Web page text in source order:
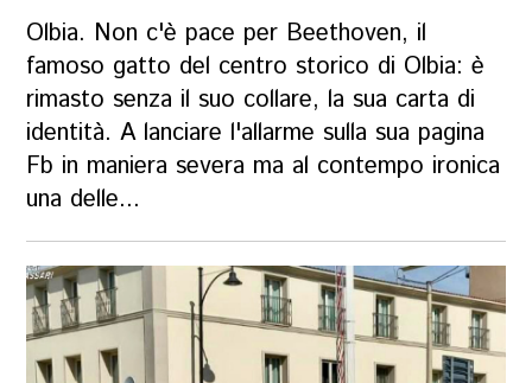
Olbia. Non c'è pace per Beethoven, il
famoso gatto del centro storico di Olbia: è
rimasto senza il suo collare, la sua carta di
identità. A lanciare l'allarme sulla sua pagina
Fb in maniera severa ma al contempo ironica
una delle...